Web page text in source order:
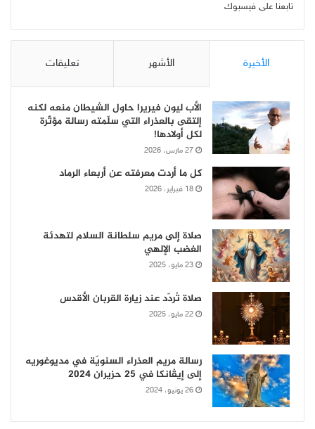
تابعنا على فيسبوك
الأخيرة الأشهر تعليقات
الأب ليون فيريرا حاول الشيطان منعه لكنه
إلتقى بالعذراء التي سلّمته رسالة مؤثّرة
لكل أولادها!
27 مارس، 2026
كل ما أردت معرفته عن أربعاء الرماد
18 فبراير، 2026
صلاة إلى مريم سلطانة السلام لتهدئة
الغضب الإلهي
23 مايو، 2025
صلاة تُردّد عند زيارة القربان الأقدس
22 مايو، 2025
رسالة مريم العذراء السنويّة في مديوغوريه
إلى إيڤانكا في 25 حزيران 2024
26 يونيو، 2024